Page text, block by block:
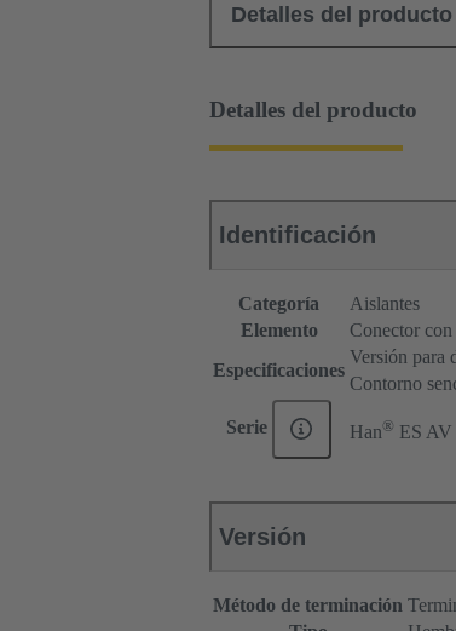
Detalles del producto
Detalles del producto
Identificación
Categoría
Aislantes
Elemento
Conector con
Especificaciones
Versión para
Contorno
Serie Han® ES AV
Versión
Método de terminación